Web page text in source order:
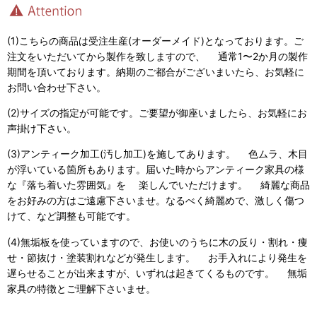
(1)こちらの商品は受注生産(オーダーメイド)となっております。ご
注文をいただいてから製作を致しますので、 通常1〜2か月の製作
期間を頂いております。納期のご都合がございまいたら、お気軽に
お問い合わせ下さい。
(2)サイズの指定が可能です。ご要望が御座いましたら、お気軽にお
声掛け下さい。
(3)アンティーク加工(汚し加工)を施してあります。 色ムラ、木目
が浮いている箇所もあります。届いた時からアンティーク家具の様
な『落ち着いた雰囲気』を 楽しんでいただけます。 綺麗な商品
をお好みの方はご遠慮下さいませ。なるべく綺麗めで、激しく傷つ
けて、など調整も可能です。
(4)無垢板を使っていますので、お使いのうちに木の反り・割れ・痩
せ・節抜け・塗装割れなどが発生します。 お手入れにより発生を
遅らせることが出来ますが、いずれは起きてくるものです。 無垢
家具の特徴とご理解下さいませ。